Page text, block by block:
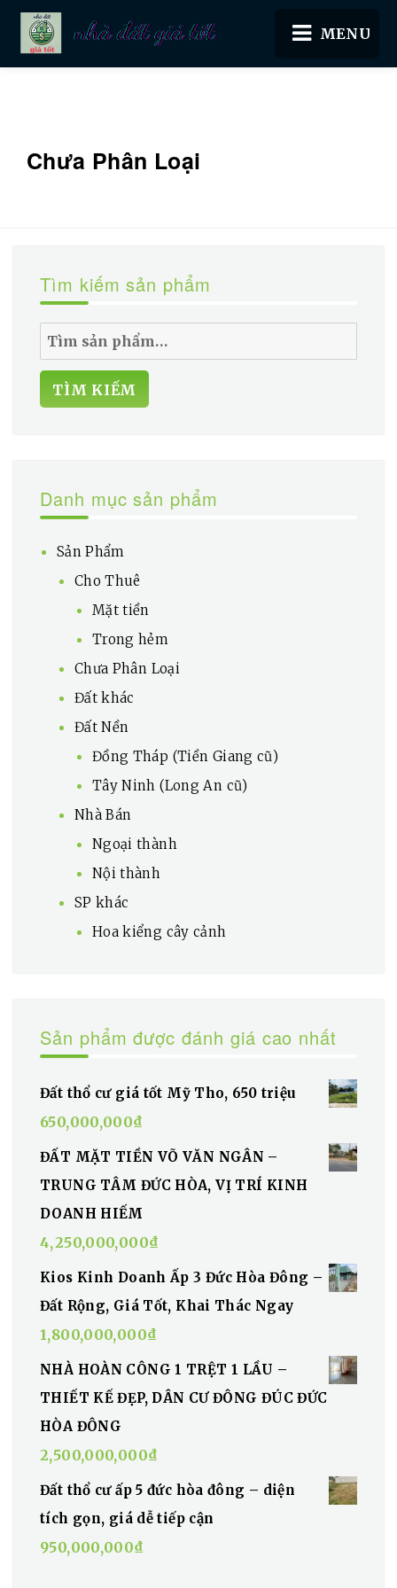
Nhà đất giá tốt
Chưa Phân Loại
Tìm kiếm sản phẩm
Tìm
kiếm:
TÌM KIẾM
Danh mục sản phẩm
Sản Phẩm
Cho Thuê
Mặt tiền
Trong hẻm
Chưa Phân Loại
Đất khác
Đất Nền
Đồng Tháp (Tiền Giang cũ)
Tây Ninh (Long An cũ)
Nhà Bán
Ngoại thành
Nội thành
SP khác
Hoa kiểng cây cảnh
Sản phẩm được đánh giá cao nhất
Đất thổ cư giá tốt Mỹ Tho, 650 triệu
650,000,000₫
ĐẤT MẶT TIỀN VÕ VĂN NGÂN –
TRUNG TÂM ĐỨC HÒA, VỊ TRÍ KINH
DOANH HIẾM
4,250,000,000₫
Kios Kinh Doanh Ấp 3 Đức Hòa Đông –
Đất Rộng, Giá Tốt, Khai Thác Ngay
1,800,000,000₫
NHÀ HOÀN CÔNG 1 TRỆT 1 LẦU –
THIẾT KẾ ĐẸP, DÂN CƯ ĐÔNG ĐÚC ĐỨC
HÒA ĐÔNG
2,500,000,000₫
Đất thổ cư ấp 5 đức hòa đông – diện
tích gọn, giá dễ tiếp cận
950,000,000₫